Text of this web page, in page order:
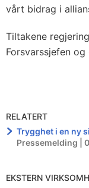
vårt bidrag i
Tiltakene
Forsvarssjefen
RELATERT
Trygghet i en ny
Pressemelding |
EKSTERN